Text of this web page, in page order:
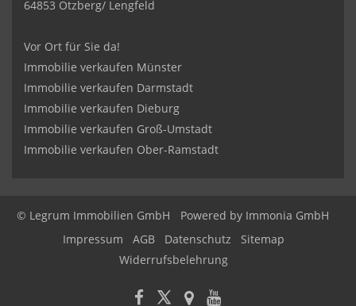
64853 Otzberg/ Lengfeld
Vor Ort für Sie da!
Immobilie verkaufen Münster
Immobilie verkaufen Darmstadt
Immobilie verkaufen Dieburg
Immobilie verkaufen Groß-Umstadt
Immobilie verkaufen Ober-Ramstadt
© Legrum Immobilien GmbH Powered by Immonia GmbH
Impressum
AGB Datenschutz
Sitemap
Widerrufsbelehrung